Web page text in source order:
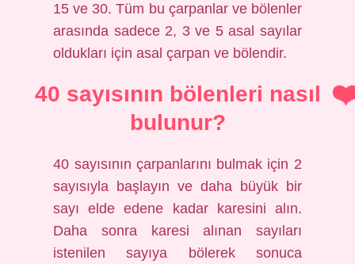
15 ve 30. Tüm bu çarpanlar ve bölenler
arasında sadece 2, 3 ve 5 asal sayılar
oldukları için asal çarpan ve bölendir.
40 sayısının bölenleri nasıl
bulunur?
40 sayısının çarpanlarını bulmak için 2
sayısıyla başlayın ve daha büyük bir
sayı elde edene kadar karesini alın.
Daha sonra karesi alınan sayıları
istenilen sayıya bölerek sonuca